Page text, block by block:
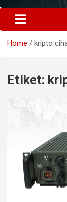
Home kripto
Etiket: